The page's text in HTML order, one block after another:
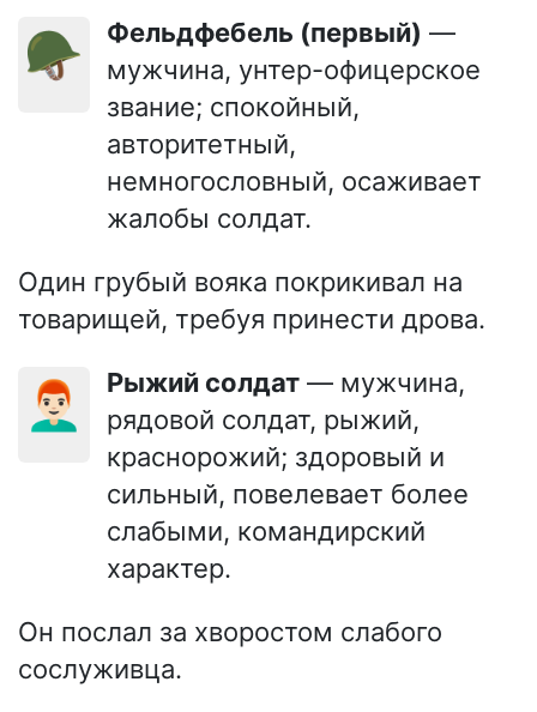
🪖 Фельдфебель (первый) —
мужчина, унтер-офицерское
звание; спокойный,
авторитетный,
немногословный, осаживает
жалобы солдат.
Один грубый вояка покрикивал на
товарищей, требуя принести дрова.
👨🏻‍🦰 Рыжий солдат — мужчина,
рядовой солдат, рыжий,
краснорожий; здоровый и
сильный, повелевает более
слабыми, командирский
характер.
Он послал за хворостом слабого
сослуживца.